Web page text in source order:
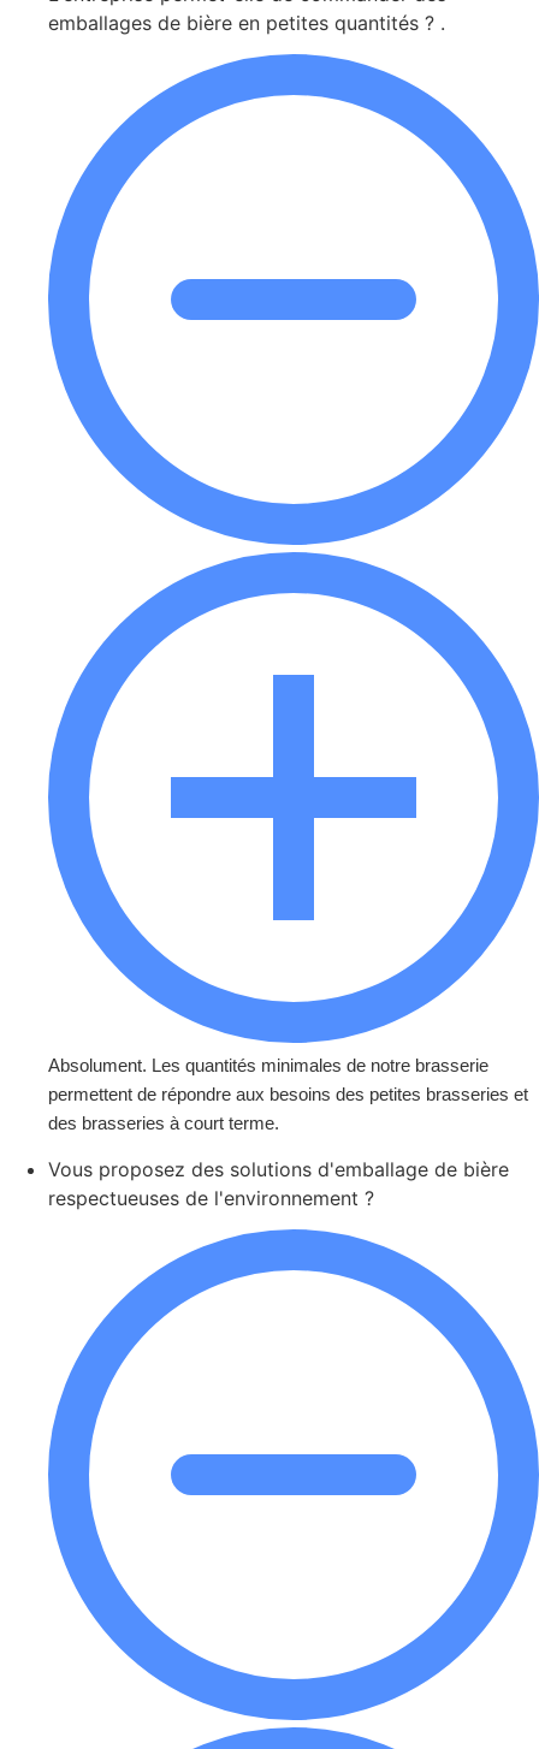
emballages de bière en petites quantités ? .
Absolument. Les quantités minimales de notre brasserie
permettent de répondre aux besoins des petites brasseries et
des brasseries à court terme.
Vous proposez des solutions d'emballage de bière
respectueuses de l'environnement ?